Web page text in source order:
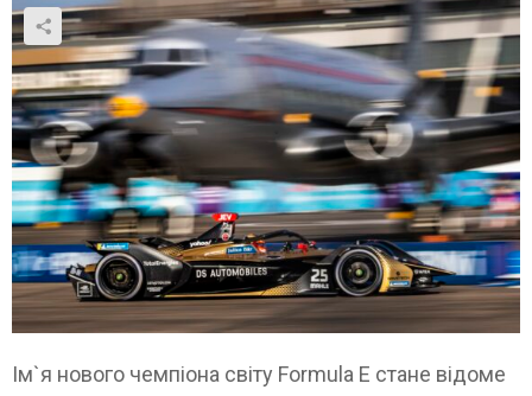
Ім`я нового чемпіона світу Formula E стане відоме